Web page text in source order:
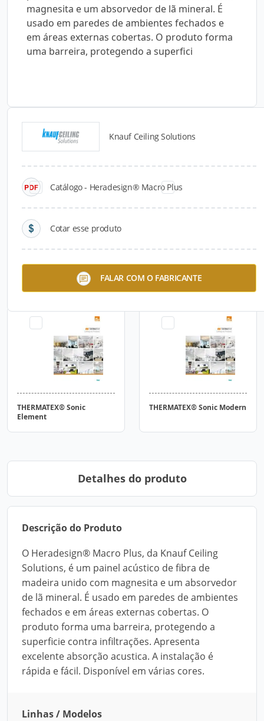
magnesita e um absorvedor de lã mineral. É
usado em paredes de ambientes fechados e
em áreas externas cobertas. O produto forma
uma barreira, protegendo a superfici
Knauf Ceiling Solutions
Catálogo - Heradesign® Macro Plus
Cotar esse produto
FALAR COM O FABRICANTE
Catálogos para Download
THERMATEX® Liso
(Schlicht) Hygena
THERMATEX® Sonic
Element
THERMATEX® Sonic Modern
Detalhes do produto
Descrição do Produto
O Heradesign® Macro Plus, da Knauf Ceiling
Solutions, é um painel acústico de fibra de
madeira unido com magnesita e um absorvedor
de lã mineral. É usado em paredes de ambientes
fechados e em áreas externas cobertas. O
produto forma uma barreira, protegendo a
superficie contra infiltrações. Apresenta
excelente absorção acustica. A instalação é
rápida e fácil. Disponível em várias cores.
Linhas / Modelos